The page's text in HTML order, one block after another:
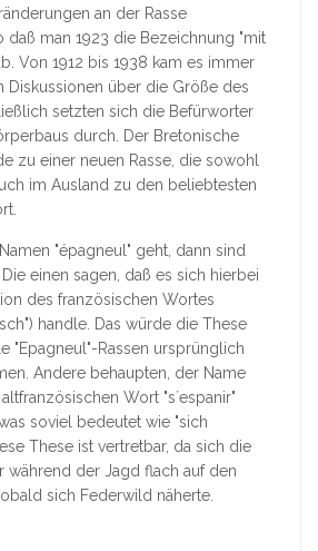
an der Rasse
man 1923 die Bezeichnung "mit
Von 1912 bis 1938 kam es immer
Diskussionen über die Größe des
setzten sich die Befürworter
durch. Der Bretonische
zu einer neuen Rasse, die sowohl
im Ausland zu den beliebtesten
"épagneul" geht, dann sind
einen sagen, daß es sich hierbei
des französischen Wortes
handle. Das würde die These
"Epagneul"-Rassen ursprünglich
Andere behaupten, der Name
Wort "s´espanir"
soviel bedeutet wie "sich
These ist vertretbar, da sich die
während der Jagd flach auf den
sich Federwild näherte.